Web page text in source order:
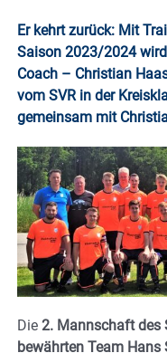
Er kehrt zurück: Mit
Saison 2023/2024
Coach – Christian
vom SVR in der
gemeinsam mit
Die 2. Mannschaft des
bewährten Team